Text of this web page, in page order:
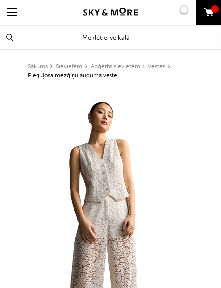
0
Sākums Sievietēm Apģērbs sievietēm
Vestes
Pieguļoša mežģīņu auduma veste